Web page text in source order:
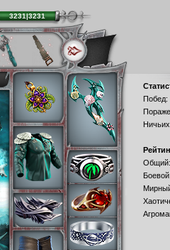
Побед:
Общий:
Боевой:
3231|3231